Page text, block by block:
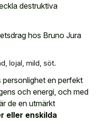
destruktiva
hos Bruno Jura
lojal, mild, söt.
personlighet en perfekt
och energi, och med
de en utmärkt
eller enskilda